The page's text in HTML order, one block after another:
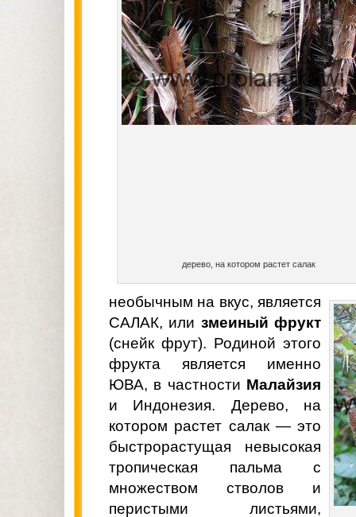
дерево, на котором растет салак
необычным на вкус, является
САЛАК, или змеиный фрукт
(снейк фрут). Родиной этого
фрукта является именно
ЮВА, в частности Малайзия
и Индонезия. Дерево, на
котором растет салак — это
быстрорастущая невысокая
тропическая пальма с
множеством стволов и
перистыми листьями,